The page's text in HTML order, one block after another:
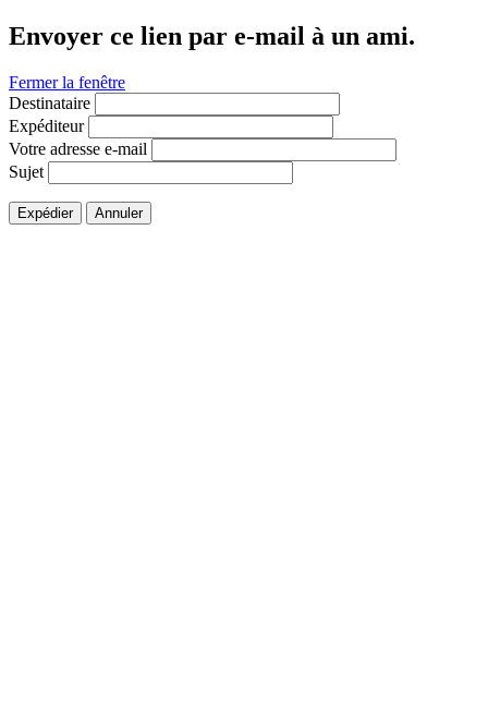
Envoyer ce lien par e-mail à un ami.
Fermer la fenêtre
Destinataire
Expéditeur
Votre adresse e-mail
Sujet
Expédier Annuler